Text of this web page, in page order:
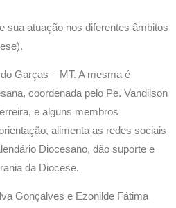
sua atuação nos diferentes âmbitos
Garças – MT. A mesma é
coordenada pelo Pe. Vandilson
e alguns membros
alimenta as redes sociais
Diocesano, dão suporte e
da Diocese.
Gonçalves e Ezonilde Fátima